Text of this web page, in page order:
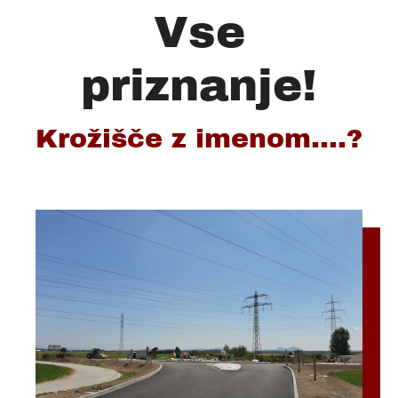
Vse
priznanje!
Krožišče z imenom....?